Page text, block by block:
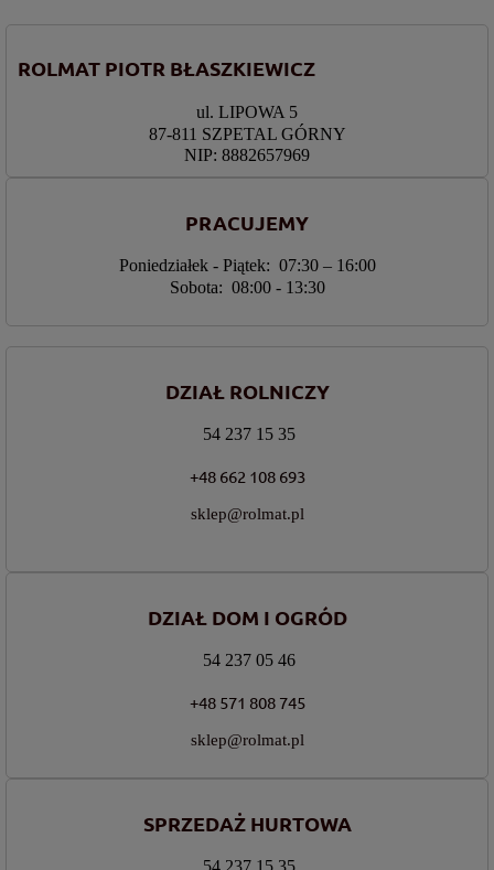
ROLMAT PIOTR BŁASZKIEWICZ
ul. LIPOWA 5
87-811 SZPETAL GÓRNY
NIP: 8882657969
PRACUJEMY
Poniedziałek - Piątek: 07:30 – 16:00
Sobota: 08:00 - 13:30
DZIAŁ ROLNICZY
54 237 15 35
+48 662 108 693
sklep@rolmat.pl
DZIAŁ DOM I OGRÓD
54 237 05 46
+48 571 808 745
sklep@rolmat.pl
SPRZEDAŻ HURTOWA